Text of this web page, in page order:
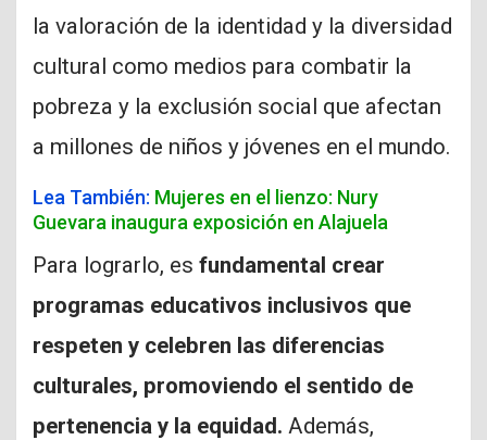
la valoración de la identidad y la diversidad
cultural como medios para combatir la
pobreza y la exclusión social que afectan
a millones de niños y jóvenes en el mundo.
Lea También: Mujeres en el lienzo: Nury
Guevara inaugura exposición en Alajuela
Para lograrlo, es fundamental crear
programas educativos inclusivos que
respeten y celebren las diferencias
culturales, promoviendo el sentido de
pertenencia y la equidad. Además,